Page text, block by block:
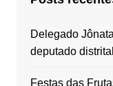
Delegado
deputado
Festas das